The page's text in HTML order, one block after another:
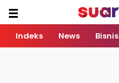
Indeks News Bisnis